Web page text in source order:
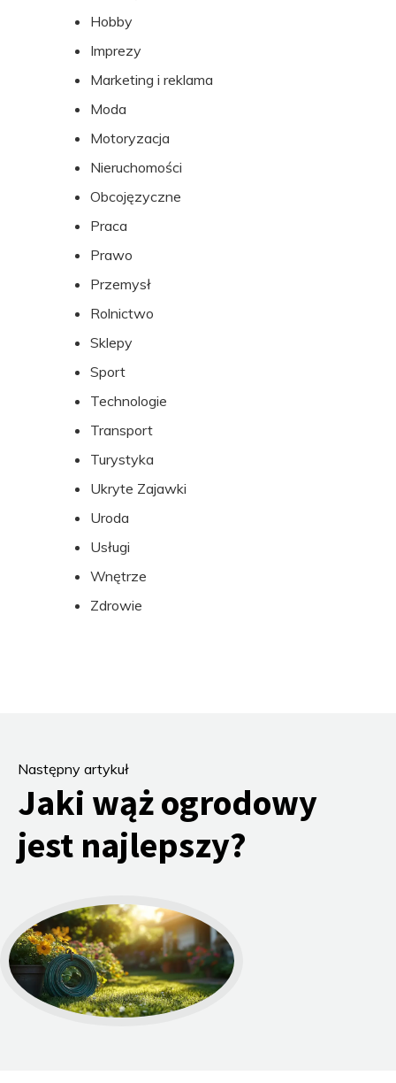
Hobby
Imprezy
Marketing i reklama
Moda
Motoryzacja
Nieruchomości
Obcojęzyczne
Praca
Prawo
Przemysł
Rolnictwo
Sklepy
Sport
Technologie
Transport
Turystyka
Ukryte Zajawki
Uroda
Usługi
Wnętrze
Zdrowie
Następny artykuł
Jaki wąż ogrodowy
jest najlepszy?